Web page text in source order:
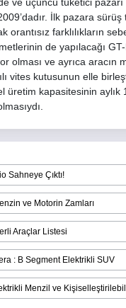
İlk pazara
orantısız farklılıkların
de yapılacağı
olması ve ayrıca aracın
vites kutusunun elle
üretim kapasitesinin aylık
Sahneye Çıktı!
ve Motorin Zamları
Araçlar Listesi
: B Segment Elektrikli SUV
Menzil ve